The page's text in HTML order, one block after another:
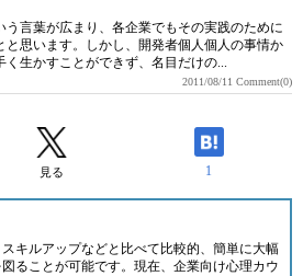
う言葉が広まり、各企業でもその実践のために
と思います。しかし、開発者個人個人の事情か
く生かすことができず、名目だけの...
2011/08/11 Comment(0)
見る 1
キルアップなどと比べて比較的、簡単に大幅
ることが可能です。 現在、企業向け心理カウ